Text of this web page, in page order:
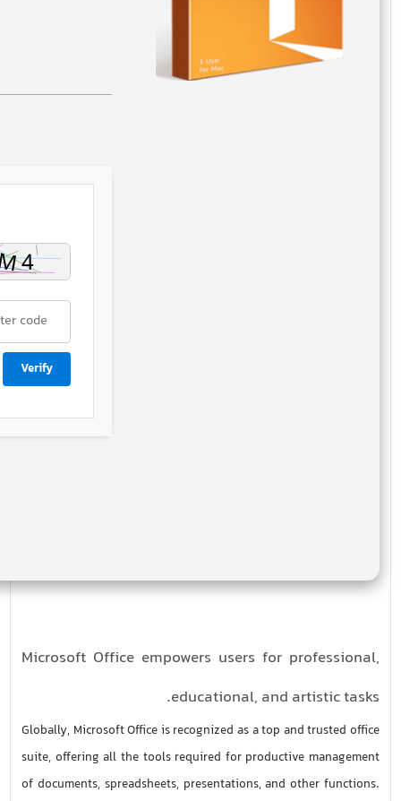
Verify
Microsoft Office empowers users for professional,
educational, and artistic tasks.
Globally, Microsoft Office is recognized as a top and trusted office
suite, offering all the tools required for productive management
of documents, spreadsheets, presentations, and other functions.